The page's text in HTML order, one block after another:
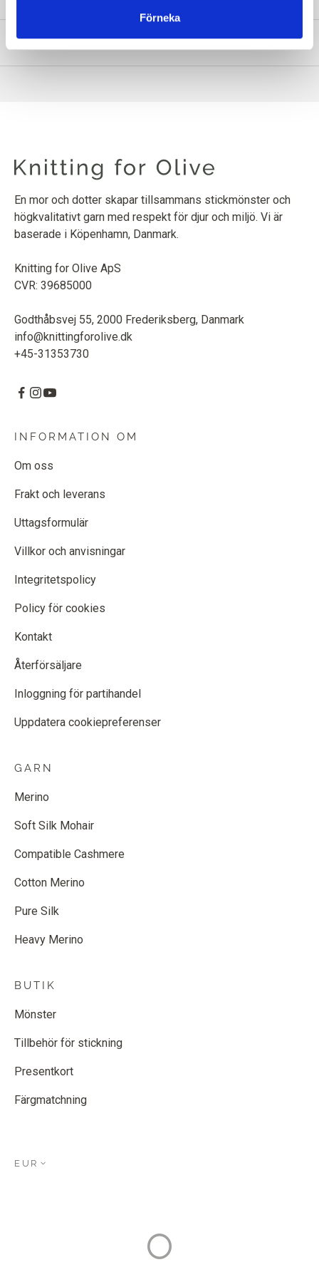
Förneka
INFORMATION OM PRODUKTEN
En mor och dotter skapar tillsammans stickmönster och
högkvalitativt garn med respekt för djur och miljö. Vi är
baserade i Köpenhamn, Danmark.
Knitting for Olive ApS
CVR: 39685000
Godthåbsvej 55, 2000 Frederiksberg, Danmark
info@knittingforolive.dk
+45-31353730
INFORMATION OM
Om oss
Frakt och leverans
Uttagsformulär
Villkor och anvisningar
Integritetspolicy
Policy för cookies
Kontakt
Återförsäljare
Inloggning för partihandel
Uppdatera cookiepreferenser
GARN
Merino
Soft Silk Mohair
Compatible Cashmere
Cotton Merino
Pure Silk
Heavy Merino
BUTIK
Mönster
Tillbehör för stickning
Presentkort
Färgmatchning
EUR